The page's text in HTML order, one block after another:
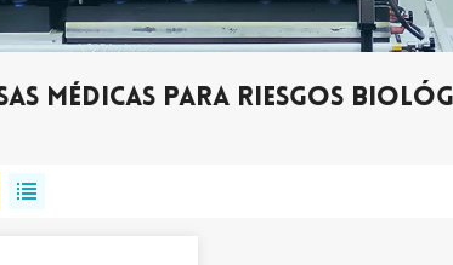
Médicas Para Riesgos